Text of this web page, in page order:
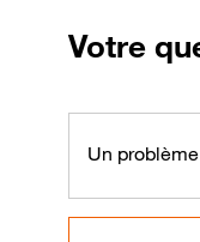
Votre
Un